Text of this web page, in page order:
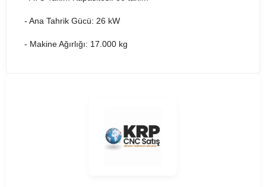
- Ana Tahrik Gücü: 26 kW
- Makine Ağırlığı: 17.000 kg